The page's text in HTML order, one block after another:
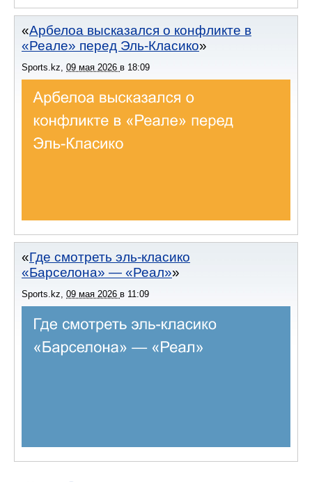
Арбелоа высказался о конфликте в
«Реале» перед Эль-Класико
Sports.kz, 09 мая 2026 в 18:09
Где смотреть эль-класико
«Барселона» — «Реал»
Sports.kz, 09 мая 2026 в 11:09